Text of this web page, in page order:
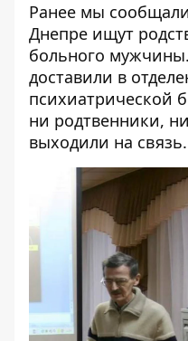
Ранее мы
Днепре ищут
больного мужчины
доставили в
психиатрической
ни родтвенники,
выходили на связь.